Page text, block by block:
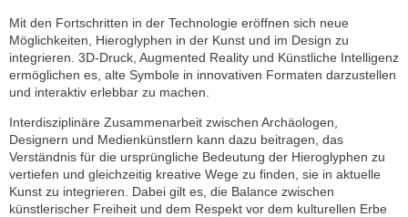
Mit den Fortschritten in der Technologie eröffnen sich neue
Möglichkeiten, Hieroglyphen in der Kunst und im Design zu
integrieren. 3D-Druck, Augmented Reality und Künstliche Intelligenz
ermöglichen es, alte Symbole in innovativen Formaten darzustellen
und interaktiv erlebbar zu machen.
Interdisziplinäre Zusammenarbeit zwischen Archäologen,
Designern und Medienkünstlern kann dazu beitragen, das
Verständnis für die ursprüngliche Bedeutung der Hieroglyphen zu
vertiefen und gleichzeitig kreative Wege zu finden, sie in aktuelle
Kunst zu integrieren. Dabei gilt es, die Balance zwischen
künstlerischer Freiheit und dem Respekt vor dem kulturellen Erbe